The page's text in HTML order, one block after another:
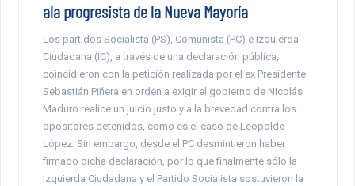
ala progresista de la Nueva Mayoría
Los partidos Socialista (PS), Comunista (PC) e Izquierda
Ciudadana (IC), a través de una declaración pública,
coincidieron con la petición realizada por el ex Presidente
Sebastián Piñera en orden a exigir el gobierno de Nicolás
Maduro realice un juicio justo y a la brevedad contra los
opositores detenidos, como es el caso de Leopoldo
López. Sin embargo, desde el PC desmintieron haber
firmado dicha declaración, por lo que finalmente sólo la
Izquierda Ciudadana y el Partido Socialista sostuvieron la